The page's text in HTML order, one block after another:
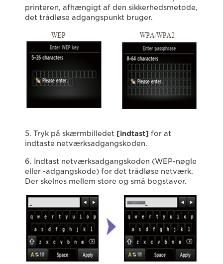
printeren, afhængigt af den sikkerhedsmetode,
det trådløse adgangspunkt bruger.
5. Tryk på skærmbilledet [indtast] for at
indtaste netværksadgangskoden.
6. Indtast netværksadgangskoden (WEP-nøgle
eller -adgangskode) for det trådløse netværk.
Der skelnes mellem store og små bogstaver.